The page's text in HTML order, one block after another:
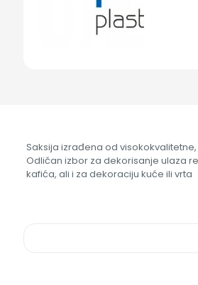
Saksija izrađena od
Odličan izbor za dekorisanje ulaza
kafića, ali i za dekoraciju kuće ili vrta